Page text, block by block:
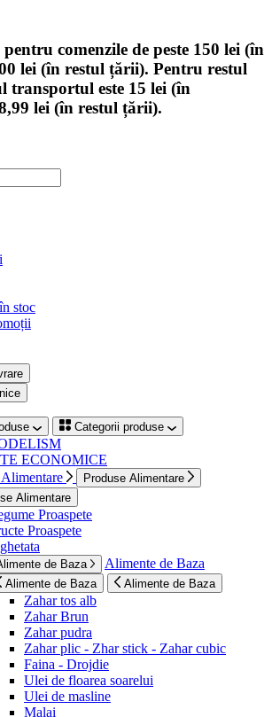
comenzile de peste 150 lei (în
lei (în restul țării). Pentru restul
transportul este 15 lei (în
lei (în restul țării).
stoc
Categorii produse
ECONOMICE
Produse Alimentare
Alimentare
Proaspete
Proaspete
de Baza Alimente de Baza
Alimente de Baza Alimente de Baza
Zahar tos alb
Zahar Brun
Zahar pudra
Zahar plic - Zhar stick - Zahar cubic
Faina - Drojdie
Ulei de floarea soarelui
Ulei de masline
Malai